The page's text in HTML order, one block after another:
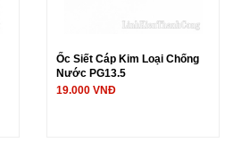
Ốc Siết Cáp Kim Loại Chống
Nước PG13.5
19.000 VNĐ